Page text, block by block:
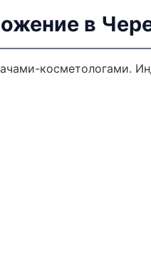
в
косметологами.